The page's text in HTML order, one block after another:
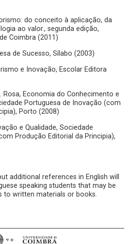
do conceito à aplicação, da
ao valor., segunda edição,
Coimbra (2011)
de Sucesso, Sílabo (2003)
e Inovação, Escolar Editora
Rosa, Economia do Conhecimento e
Portuguesa de Inovação (com
Porto (2008)
e Qualidade, Sociedade
Produção Editorial da Principia),
additional references in English will
speaking students that may be
to written materials or books.